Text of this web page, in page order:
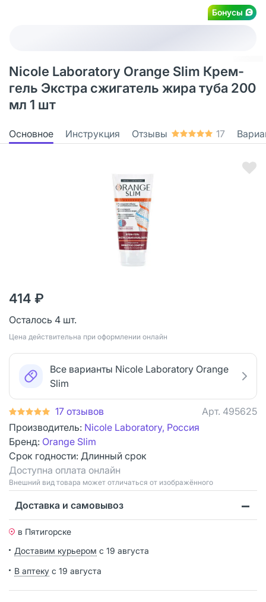
Бонусы
Nicole Laboratory Orange Slim Крем-
гель Экстра сжигатель жира туба 200
мл 1 шт
Основное Инструкция Отзывы 17
414 ₽
Осталось 4 шт.
Цена действительна при оформлении онлайн
Все варианты Nicole Laboratory Orange
Slim
17 отзывов Арт. 495625
Производитель: Nicole Laboratory, Россия
Бренд: Orange Slim
Срок годности: Длинный срок
Доступна оплата онлайн
Bнешний вид товара может отличаться от изображённого
Доставка и самовывоз
в Пятигорске
Доставим курьером с 19 августа
В аптеку с 19 августа